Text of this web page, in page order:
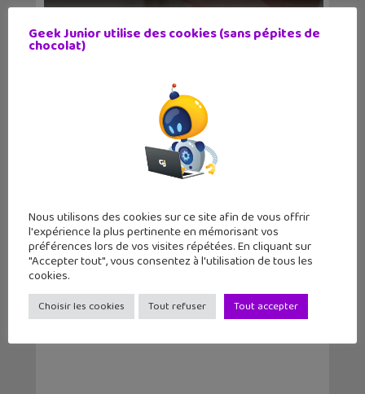
qu’est-ce que...
Que pourrait contenir le nouvel
abonnement payant...
Geek Junior utilise des cookies (sans pépites de
chocolat)
Nous utilisons des cookies sur ce site afin de vous offrir
l'expérience la plus pertinente en mémorisant vos
préférences lors de vos visites répétées. En cliquant sur
"Accepter tout", vous consentez à l'utilisation de tous les
cookies.
Choisir les cookies Tout refuser Tout accepter